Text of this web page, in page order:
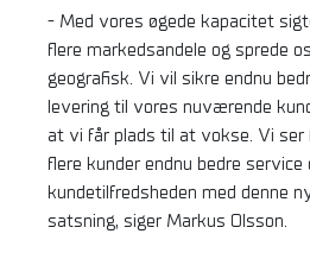
- Med vores øgede kapacitet
flere markedsandele og sprede
geografisk. Vi vil sikre endnu
levering til vores nuværende
at vi får plads til at vokse. Vi
flere kunder endnu bedre
kundetilfredsheden med denne
satsning, siger Markus Olsson.